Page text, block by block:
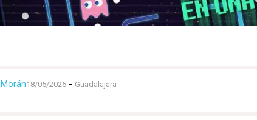
18/05/2026 - Guadalajara